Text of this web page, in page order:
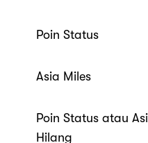
Poin Status
Asia Miles
Poin Status atau
Hilang